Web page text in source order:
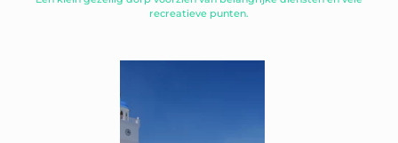
recreatieve punten.